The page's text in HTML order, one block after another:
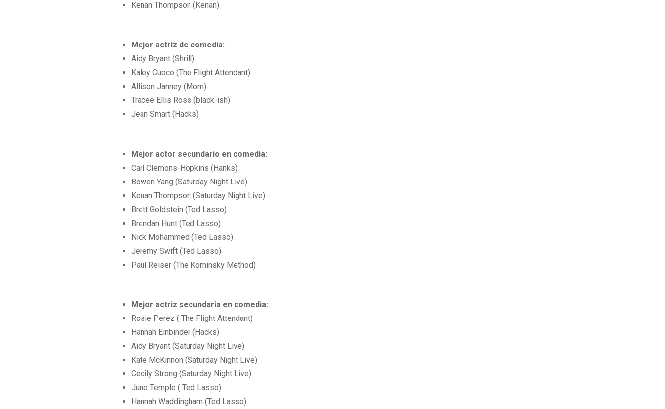
Kenan Thompson (Kenan)
Mejor actriz de comedia:
Aidy Bryant (Shrill)
Kaley Cuoco (The Flight Attendant)
Allison Janney (Mom)
Tracee Ellis Ross (black-ish)
Jean Smart (Hacks)
Mejor actor secundario en comedia:
Carl Clemons-Hopkins (Hanks)
Bowen Yang (Saturday Night Live)
Kenan Thompson (Saturday Night Live)
Brett Goldstein (Ted Lasso)
Brendan Hunt (Ted Lasso)
Nick Mohammed (Ted Lasso)
Jeremy Swift (Ted Lasso)
Paul Reiser (The Kominsky Method)
Mejor actriz secundaria en comedia:
Rosie Perez ( The Flight Attendant)
Hannah Einbinder (Hacks)
Aidy Bryant (Saturday Night Live)
Kate McKinnon (Saturday Night Live)
Cecily Strong (Saturday Night Live)
Juno Temple ( Ted Lasso)
Hannah Waddingham (Ted Lasso)